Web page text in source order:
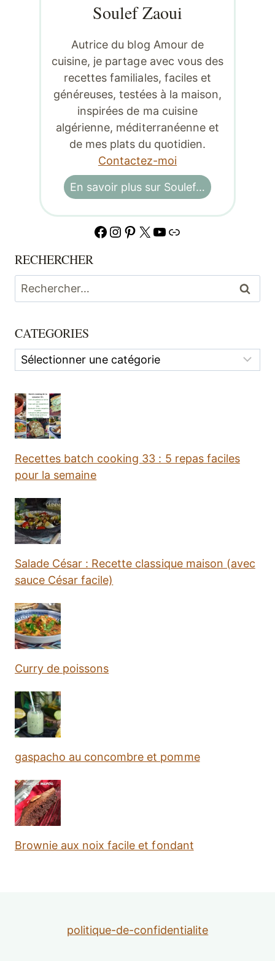
Soulef Zaoui
Autrice du blog Amour de
cuisine, je partage avec vous des
recettes familiales, faciles et
généreuses, testées à la maison,
inspirées de ma cuisine
algérienne, méditerranéenne et
de mes plats du quotidien.
Contactez-moi
En savoir plus sur Soulef…
Facebook
Instagram
Pinterest
X YouTube
Lien
RECHERCHER
Rechercher :
CATEGORIES
Categories
Recettes batch cooking 33 : 5 repas faciles
pour la semaine
Salade César : Recette classique maison (avec
sauce César facile)
Curry de poissons
gaspacho au concombre et pomme
Brownie aux noix facile et fondant
politique-de-confidentialite